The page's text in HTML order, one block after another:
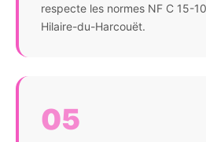
respecte les normes NF C 15-
Hilaire-du-Harcouët.
05